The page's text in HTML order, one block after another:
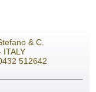
& C.
ITALY
512642